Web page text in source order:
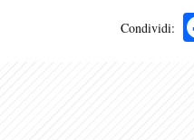
Condividi: